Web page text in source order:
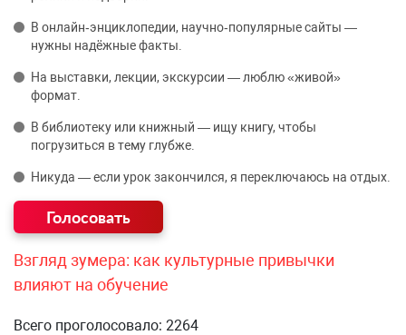
В онлайн‑энциклопедии, научно‑популярные сайты —
нужны надёжные факты.
На выставки, лекции, экскурсии — люблю «живой»
формат.
В библиотеку или книжный — ищу книгу, чтобы
погрузиться в тему глубже.
Никуда — если урок закончился, я переключаюсь на отдых.
Взгляд зумера: как культурные привычки
влияют на обучение
Всего проголосовало: 2264